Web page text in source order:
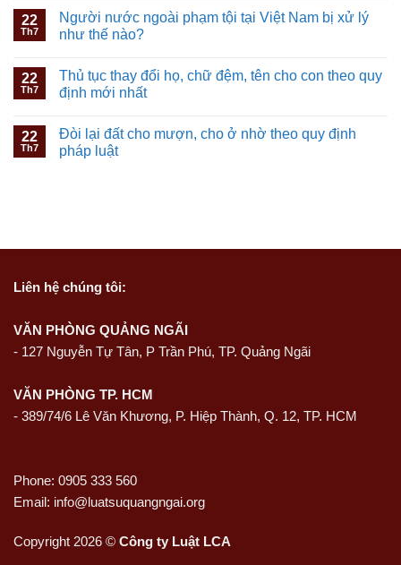
22
Th7
Người nước ngoài phạm tội tại Việt Nam bị xử lý
như thế nào?
22
Th7
Thủ tục thay đổi họ, chữ đệm, tên cho con theo quy
định mới nhất
22
Th7
Đòi lại đất cho mượn, cho ở nhờ theo quy định
pháp luật
Liên hệ chúng tôi:
VĂN PHÒNG QUẢNG NGÃI
- 127 Nguyễn Tự Tân, P Trần Phú, TP. Quảng Ngãi
VĂN PHÒNG TP. HCM
- 389/74/6 Lê Văn Khương, P. Hiệp Thành, Q. 12, TP. HCM
Phone: 0905 333 560
Email: info@luatsuquangngai.org
Copyright 2026 © Công ty Luật LCA